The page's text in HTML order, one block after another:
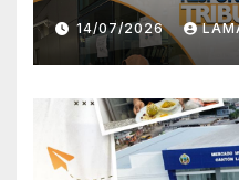
14/07/2026